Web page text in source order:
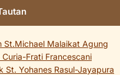
St.Michael Malaikat Agung
Curia-Frati Francescani
St. Yohanes Rasul-Jayapura